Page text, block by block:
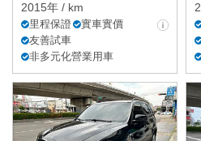
2015年 / km
里程保證
實車實價
友善試車
非多元化營業用車